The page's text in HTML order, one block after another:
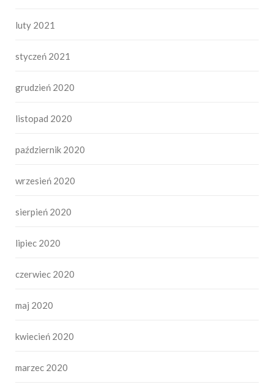
luty 2021
styczeń 2021
grudzień 2020
listopad 2020
październik 2020
wrzesień 2020
sierpień 2020
lipiec 2020
czerwiec 2020
maj 2020
kwiecień 2020
marzec 2020